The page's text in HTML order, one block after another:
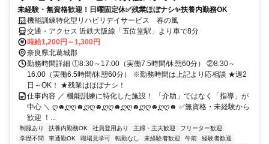
未経験・無資格歓迎！日曜固定休✅残業ほぼナシ✨扶養内勤務OK
機能訓練特化型リハビリデイサービス 春の風
交通・アクセス 近鉄大阪線「五位堂駅」より車で8分
時給1,200円～1,300円
奈良県北葛城郡
勤務時間詳細 ①8:30～17:00（実働7.5時間/休憩60分） ②8:30～
16:00（実働6.5時間/休憩60分） ※勤務時間は上記より応相談 ★週2
日～OK！ ★残業はほぼナシ！
仕事内容 ／ 機能訓練に特化した施設！ 「介助」ではなく「指導」が
中心 ＼ ღ☻̥̥̥̥ღღ☻̥̥̥̥ღღ☻̥̥̥̥ღღ☻̥̥̥̥ღღ☻̥̥̥̥ღღ☻̥̥̥̥ღღ☻ ✅無資格・未経験から
歓迎 ！...
制服あり 扶養内勤務OK 社員登用あり 主婦・主夫歓迎
フリーター歓迎
学歴不問
車通勤OK 職場見学可 転勤なし 未経験者歓迎 午前
経験者歓迎